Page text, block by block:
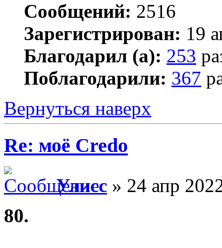
Сообщений: 2516
Зарегистрирован: 19
Благодарил (а): 253
Поблагодарили: 367
Вернуться наверх
Re: моё Сredo
Улисс » 24 апр
80.